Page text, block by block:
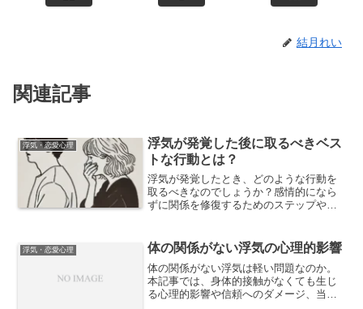
結月れい
関連記事
浮気・恋愛心理
浮気が発覚した後に取るべきベス
トな行動とは？
浮気が発覚したとき、どのような行動を
取るべきなのでしょうか？感情的になら
ずに関係を修復するためのステップや、
浮気・恋愛心理 体の関係がない浮気の心理的影響
体の関係がない浮気は軽い問題なのか。
本記事では、身体的接触がなくても生じ
る心理的影響や信頼へのダメージ、当事